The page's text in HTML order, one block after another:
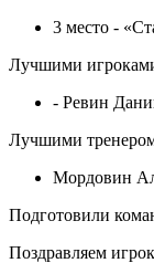
3 место -
Лучшими
- Ревин
Лучшими
Мордовин
Подготовили
Поздравляем